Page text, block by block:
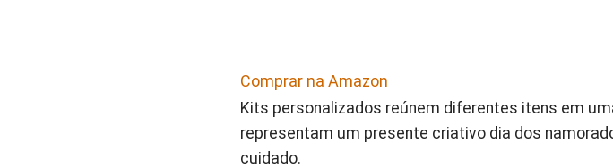
Comprar na Amazon
Kits personalizados reúnem diferentes itens em
representam um presente criativo dia dos
cuidado.